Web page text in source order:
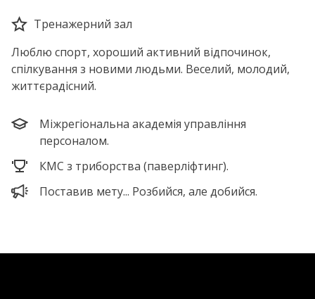
Тренажерний зал
Люблю спорт, хороший активний відпочинок,
спілкування з новими людьми. Веселий, молодий,
життєрадісний.
Міжрегіональна академія управління
персоналом.
КМС з триборства (паверліфтинг).
Поставив мету... Розбийся, але добийся.